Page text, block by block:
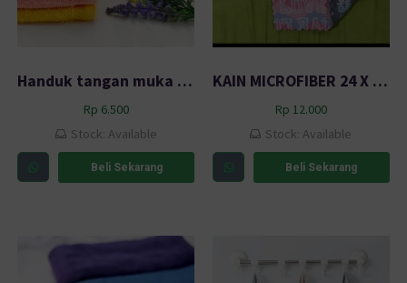
Handuk tangan muka serbaguna 30×30 cm 40g variasi Warna promo
Rp 6.500
Stock: Available
Beli Sekarang
KAIN MICROFIBER 24 X 24 CM
Rp 12.000
Stock: Available
Beli Sekarang